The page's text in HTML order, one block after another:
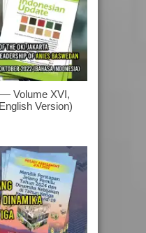
Volume XVI,
Version)